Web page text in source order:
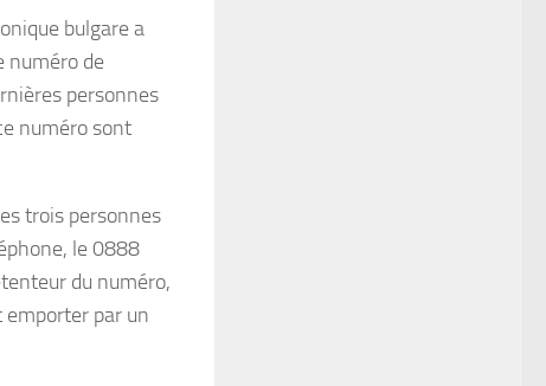
bulgare a
numéro de
personnes
numéro sont
trois personnes
le 0888
du numéro,
par un